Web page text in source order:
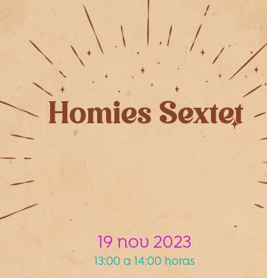
Homies Sextet
19 nov 2023
13:00 a 14:00 horas